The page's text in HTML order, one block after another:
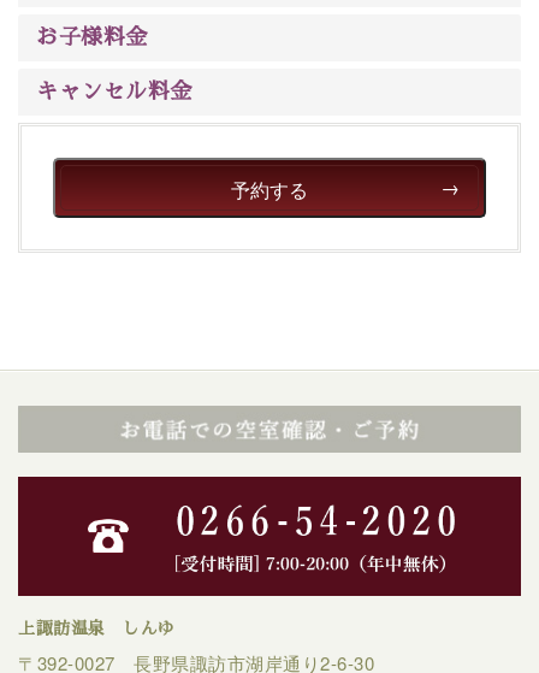
お子様料金
キャンセル料金
予約する
上諏訪温泉 しんゆ
〒392-0027 長野県諏訪市湖岸通り2-6-30